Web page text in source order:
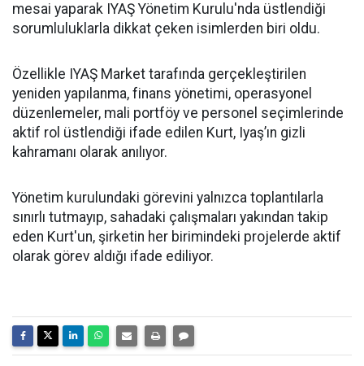
mesai yaparak IYAŞ Yönetim Kurulu'nda üstlendiği
sorumluluklarla dikkat çeken isimlerden biri oldu.
Özellikle IYAŞ Market tarafında gerçekleştirilen
yeniden yapılanma, finans yönetimi, operasyonel
düzenlemeler, mali portföy ve personel seçimlerinde
aktif rol üstlendiği ifade edilen Kurt, Iyaş’ın gizli
kahramanı olarak anılıyor.
Yönetim kurulundaki görevini yalnızca toplantılarla
sınırlı tutmayıp, sahadaki çalışmaları yakından takip
eden Kurt'un, şirketin her birimindeki projelerde aktif
olarak görev aldığı ifade ediliyor.